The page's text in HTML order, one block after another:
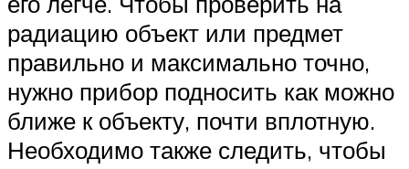
радиацию объект или предмет
правильно и максимально точно,
нужно прибор подносить как можно
ближе к объекту, почти вплотную.
Необходимо также следить, чтобы